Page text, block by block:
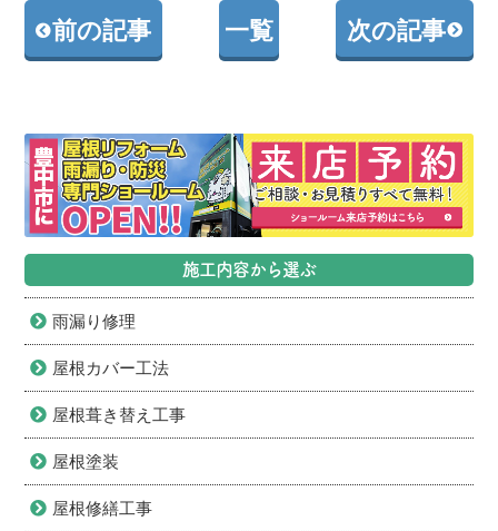
前の記事 一覧 次の記事
施工内容から選ぶ
雨漏り修理
屋根カバー工法
屋根葺き替え工事
屋根塗装
屋根修繕工事